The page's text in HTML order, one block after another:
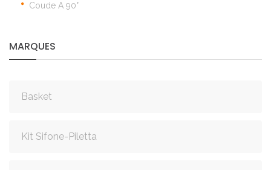
Coude A 90°
MARQUES
Basket
Kit Sifone-Piletta